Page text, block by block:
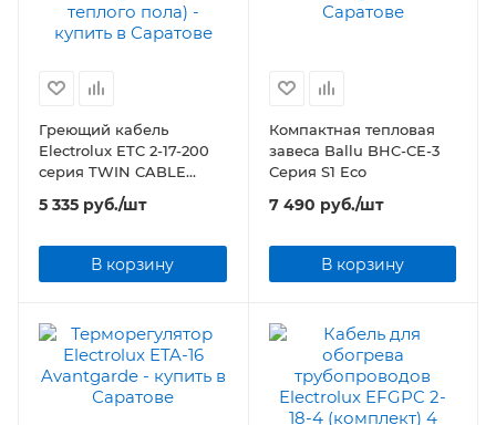
Греющий кабель
Electrolux ETC 2-17-200
серия TWIN CABLE
(комплект теплого пола)
5 335 руб./шт
В корзину
Компактная тепловая
завеса Ballu BHC-CE-3
Серия S1 Eco
7 490 руб./шт
В корзину